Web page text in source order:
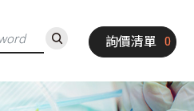
詢價清單